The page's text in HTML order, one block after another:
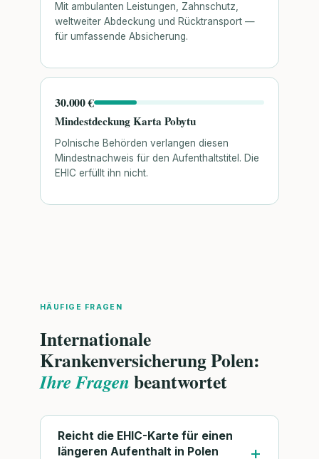
Mit ambulanten Leistungen, Zahnschutz,
weltweiter Abdeckung und Rücktransport —
für umfassende Absicherung.
30.000 €
Mindestdeckung Karta Pobytu
Polnische Behörden verlangen diesen
Mindestnachweis für den Aufenthaltstitel. Die
EHIC erfüllt ihn nicht.
HÄUFIGE FRAGEN
Internationale
Krankenversicherung Polen:
Ihre Fragenbeantwortet
Reicht die EHIC-Karte für einen
längeren Aufenthalt in Polen